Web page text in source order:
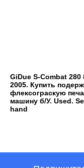
GiDue S-Combat 280
2005. Купить
флексограскую
машину б/У. Used.
hand